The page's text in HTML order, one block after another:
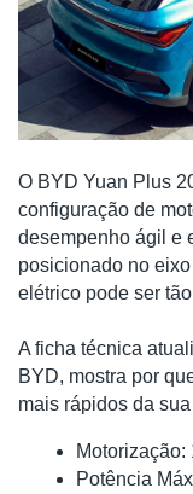
O BYD Yuan Plus
configuração de
desempenho ágil e
posicionado no
elétrico pode ser
A ficha técnica
BYD, mostra por
mais rápidos da
Motorização:
Potência